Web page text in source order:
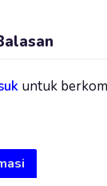
untuk